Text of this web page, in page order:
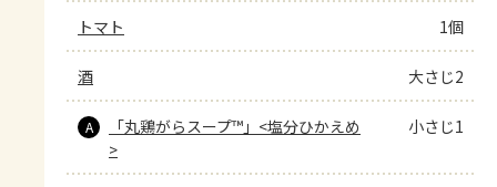
トマト 1個
酒 大さじ2
A
「丸鶏がらスープ™」<塩分ひかえめ
>
小さじ1